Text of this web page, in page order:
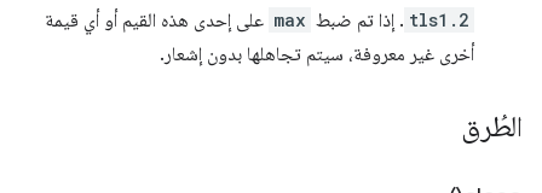
tls1.2 . إذا تم ضبط max على إحدى هذه القيم أو أي قيمة
أخرى غير معروفة، سيتم تجاهلها بدون إشعار.
الطُرق